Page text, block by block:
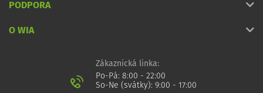
PODPORA
O WIA
Zákaznická linka:
Po-Pá: 8:00 - 22:00
So-Ne (svátky): 9:00 - 17:00